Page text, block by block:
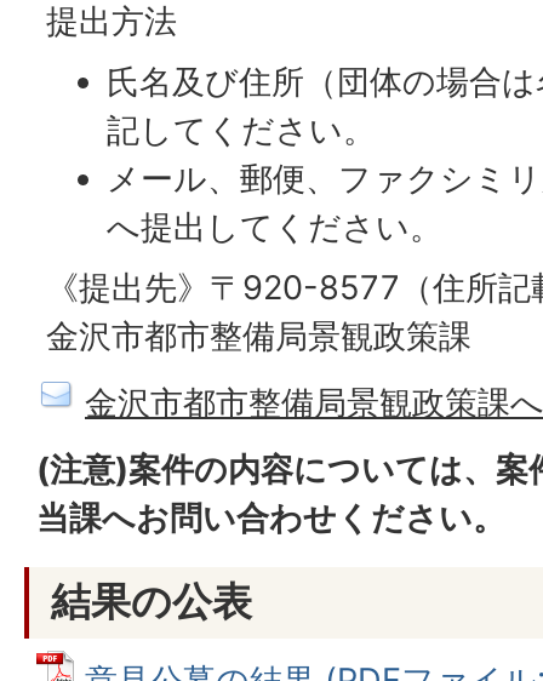
提出方法
氏名及び住所（団体の場合
記してください。
メール、郵便、ファクシミ
へ提出してください。
《提出先》〒920-8577（住所記
金沢市都市整備局景観政策課
金沢市都市整備局景観政策課
(注意)案件の内容については、案
当課へお問い合わせください。
結果の公表